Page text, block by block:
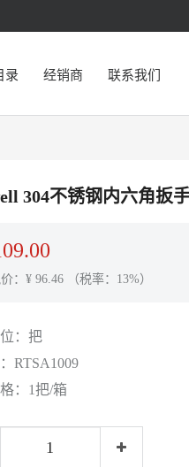
录 经销商 联系我们
304不锈钢内六角扳
：¥ 96.46（税率：13%）
： 把
RTSA1009
： 1把/箱